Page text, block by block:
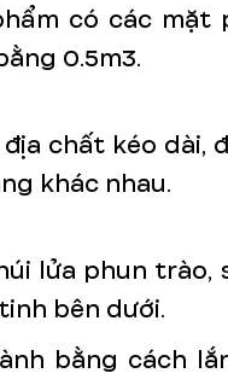
có các mặt
0.5m3.
chất kéo dài,
khác nhau.
lửa phun trào,
bên dưới.
bằng cách